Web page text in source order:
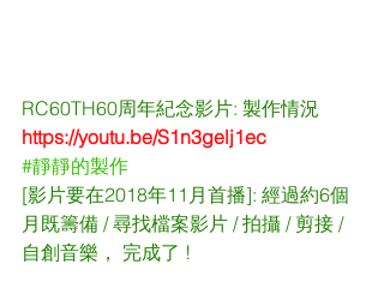
RC60TH60周年紀念影片: 製作情況
https://youtu.be/S1n3gelj1ec
#靜靜的製作
[影片要在2018年11月首播]: 經過約6個
月既籌備 / 尋找檔案影片 / 拍攝 / 剪接 /
自創音樂， 完成了 !